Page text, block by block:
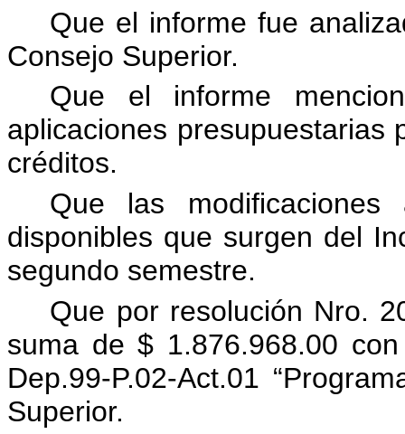
Que el informe fue
Consejo Superior.
Que el informe
aplicaciones presupuestarias
créditos.
Que las
disponibles que surgen del
segundo semestre.
Que por resolución Nro.
suma de $ 1.876.968.00
Dep.99-P.02-Act.01
Superior.